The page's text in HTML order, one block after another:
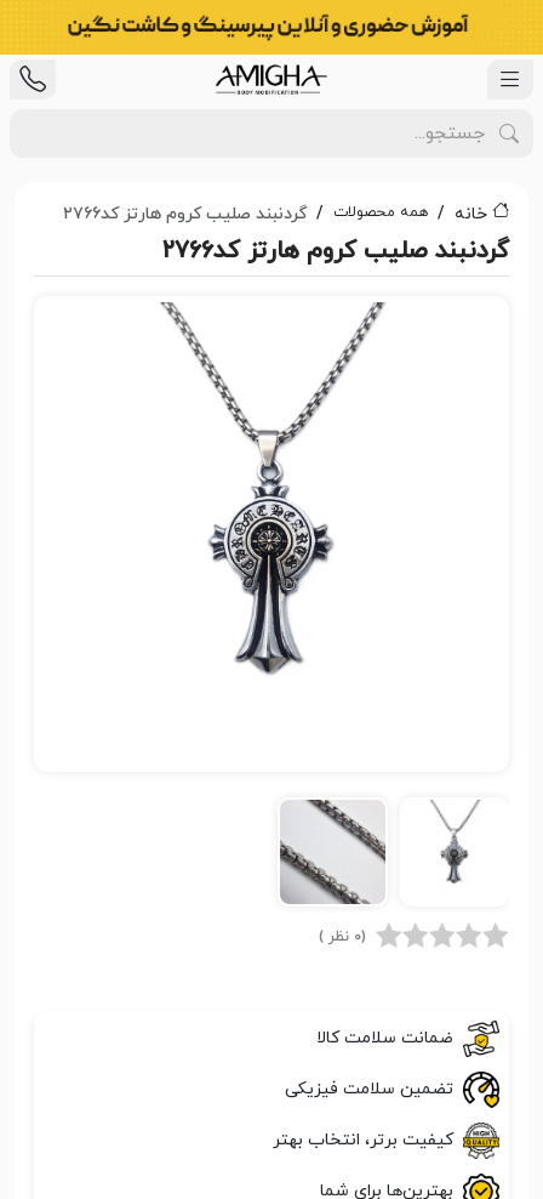
خانه همه محصولات گردنبند صلیب کروم هارتز کد۲۷۶۶
گردنبند صلیب کروم هارتز کد۲۷۶۶
(0 نظر )
ضمانت سلامت کالا
تضمین سلامت فیزیکی
کیفیت برتر، انتخاب بهتر
بهترین‌ها برای شما